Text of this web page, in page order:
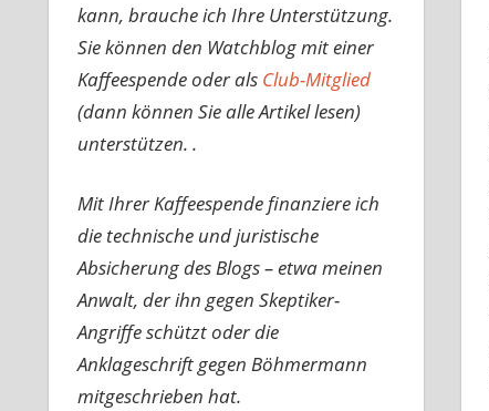
kann, brauche ich Ihre Unterstützung.
Sie können den Watchblog mit einer
Kaffeespende oder als Club-Mitglied
(dann können Sie alle Artikel lesen)
unterstützen. .
Mit Ihrer Kaffeespende finanziere ich
die technische und juristische
Absicherung des Blogs – etwa meinen
Anwalt, der ihn gegen Skeptiker-
Angriffe schützt oder die
Anklageschrift gegen Böhmermann
mitgeschrieben hat.